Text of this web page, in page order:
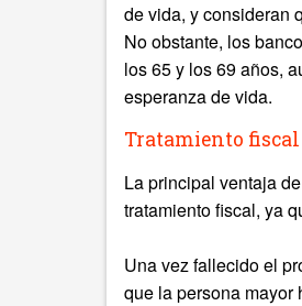
de vida, y consideran
No obstante, los
los 65 y los 69 años,
esperanza de vida.
Tratamiento fiscal
La principal ventaja
tratamiento fiscal, ya
Una vez fallecido el
que la persona mayor